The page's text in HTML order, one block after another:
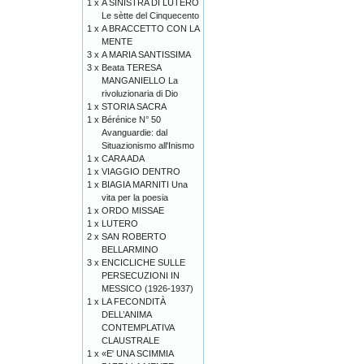
1 x A SINISTRA DI LUTERO
Le sètte del Cinquecento
1 x A BRACCETTO CON LA
MENTE
3 x A MARIA SANTISSIMA
3 x Beata TERESA
MANGANIELLO La
rivoluzionaria di Dio
1 x STORIA SACRA
1 x Bérénice N° 50
Avanguardie: dal
Situazionismo all'Inismo
1 x CARA ADA
1 x VIAGGIO DENTRO
1 x BIAGIA MARNITI Una
vita per la poesia
1 x ORDO MISSAE
1 x LUTERO
2 x SAN ROBERTO
BELLARMINO
3 x ENCICLICHE SULLE
PERSECUZIONI IN
MESSICO (1926-1937)
1 x LA FECONDITÀ
DELL’ANIMA
CONTEMPLATIVA
CLAUSTRALE
1 x «E' UNA SCIMMIA